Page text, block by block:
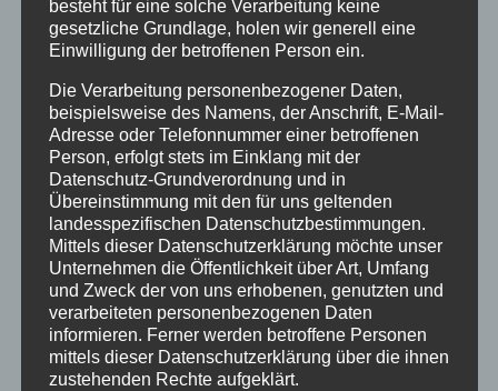
Juni 2020
August 2019
Oktober 2018
August 2018
Juli 2018
Juni 2018
Dezember 2015
Kategorien
besteht für eine solche Verarbeitung keine
gesetzliche Grundlage, holen wir generell eine
Einwilligung der betroffenen Person ein.
Die Verarbeitung personenbezogener Daten,
beispielsweise des Namens, der Anschrift, E-Mail-
Adresse oder Telefonnummer einer betroffenen
Person, erfolgt stets im Einklang mit der
Datenschutz-Grundverordnung und in
Übereinstimmung mit den für uns geltenden
landesspezifischen Datenschutzbestimmungen.
Mittels dieser Datenschutzerklärung möchte unser
Unternehmen die Öffentlichkeit über Art, Umfang
und Zweck der von uns erhobenen, genutzten und
verarbeiteten personenbezogenen Daten
informieren. Ferner werden betroffene Personen
mittels dieser Datenschutzerklärung über die ihnen
zustehenden Rechte aufgeklärt.